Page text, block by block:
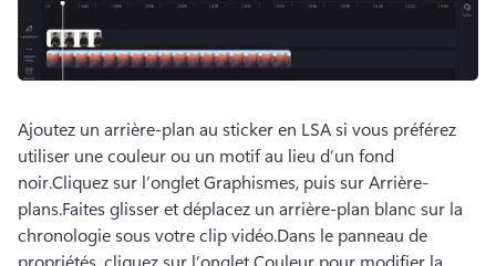
Ajoutez un arrière-plan au sticker en LSA si vous préférez
utiliser une couleur ou un motif au lieu d’un fond
noir.Cliquez sur l’onglet Graphismes, puis sur Arrière-
plans.Faites glisser et déplacez un arrière-plan blanc sur la
chronologie sous votre clip vidéo.Dans le panneau de